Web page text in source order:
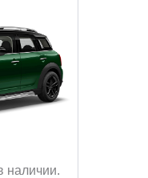
наличии.